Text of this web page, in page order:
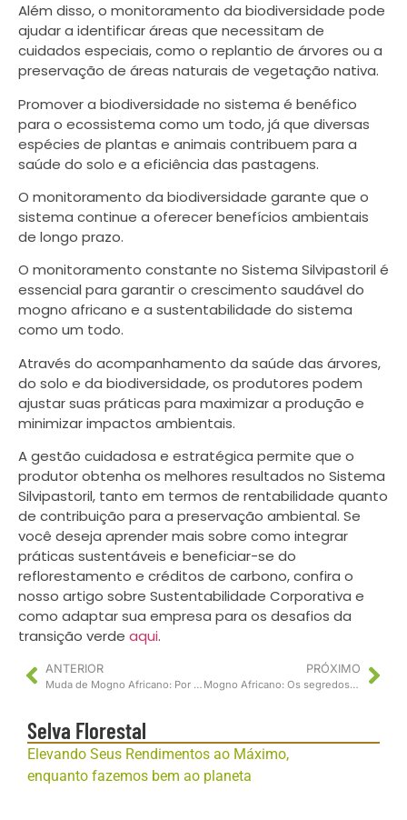
Além disso, o monitoramento da biodiversidade pode
ajudar a identificar áreas que necessitam de
cuidados especiais, como o replantio de árvores ou a
preservação de áreas naturais de vegetação nativa.
Promover a biodiversidade no sistema é benéfico
para o ecossistema como um todo, já que diversas
espécies de plantas e animais contribuem para a
saúde do solo e a eficiência das pastagens.
O monitoramento da biodiversidade garante que o
sistema continue a oferecer benefícios ambientais
de longo prazo.
O monitoramento constante no Sistema Silvipastoril é
essencial para garantir o crescimento saudável do
mogno africano e a sustentabilidade do sistema
como um todo.
Através do acompanhamento da saúde das árvores,
do solo e da biodiversidade, os produtores podem
ajustar suas práticas para maximizar a produção e
minimizar impactos ambientais.
A gestão cuidadosa e estratégica permite que o
produtor obtenha os melhores resultados no Sistema
Silvipastoril, tanto em termos de rentabilidade quanto
de contribuição para a preservação ambiental. Se
você deseja aprender mais sobre como integrar
práticas sustentáveis e beneficiar-se do
reflorestamento e créditos de carbono, confira o
nosso artigo sobre Sustentabilidade Corporativa e
como adaptar sua empresa para os desafios da
transição verde aqui.
ANTERIOR
Muda de Mogno Africano: Por que investir é uma excelente escolha?
PRÓXIMO
Mogno Africano: Os segredos para plantar
Selva Florestal
Elevando Seus Rendimentos ao Máximo,
enquanto fazemos bem ao planeta